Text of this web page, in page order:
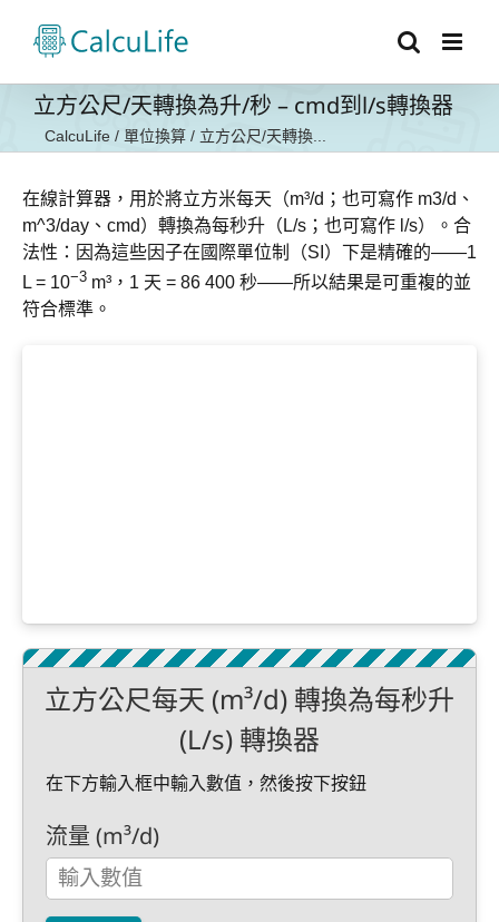
立方公尺/天轉換為升/秒 – cmd到l/s轉換器
CalcuLife / 單位換算 / 立方公尺/天轉換...
在線計算器，用於將立方米每天（m³/d；也可寫作 m3/d、
m^3/day、cmd）轉換為每秒升（L/s；也可寫作 l/s）。合
法性：因為這些因子在國際單位制（SI）下是精確的——1
L = 10−3 m³，1 天 = 86 400 秒——所以結果是可重複的並
符合標準。
立方公尺每天 (m³/d) 轉換為每秒升
(L/s) 轉換器
在下方輸入框中輸入數值，然後按下按鈕
流量 (m³/d)